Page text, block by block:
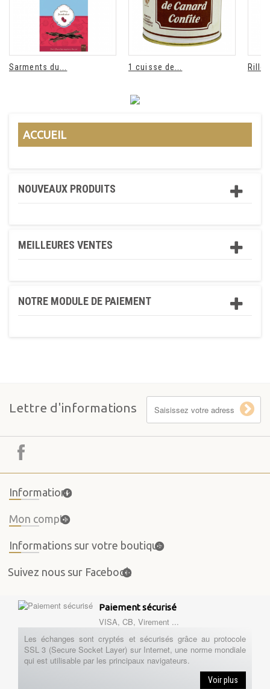
Sarments du... 1 cuisse de...
ACCUEIL
NOUVEAUX PRODUITS
MEILLEURES VENTES
NOTRE MODULE DE PAIEMENT
Lettre d'informations
Informations
Mon compte
Informations sur votre boutique
Suivez nous sur Facebook
Paiement sécurisé
VISA, CB, Virement ...
Les échanges sont cryptés et sécurisés grâce au protocole
SSL 3 (Secure Socket Layer) sur Internet, une norme mondiale
qui est utilisable par les principaux navigateurs.
Voir plus